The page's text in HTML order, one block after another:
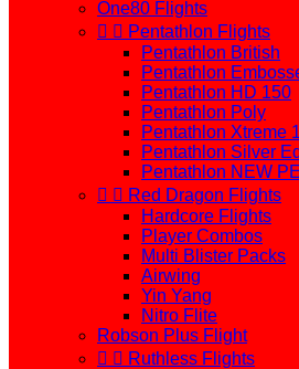
One80 Flights
  Pentathlon Flights
Pentathlon British
Pentathlon
Pentathlon HD 150
Pentathlon Poly
Pentathlon Xtreme
Pentathlon Silver
Pentathlon NEW
  Red Dragon Flights
Hardcore Flights
Player Combos
Multi Blister Packs
Airwing
Yin Yang
Nitro Flite
Robson Plus Flight
  Ruthless Flights